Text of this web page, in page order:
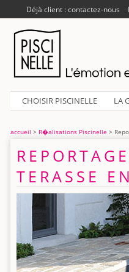
Déjà client : contactez-nous
CHOISIR PISCINELLE LA
accueil > R�alisations Piscinelle >
TERASSE